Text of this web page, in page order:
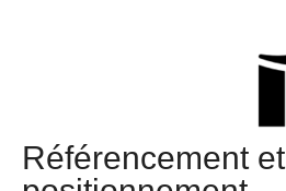
Référencement et